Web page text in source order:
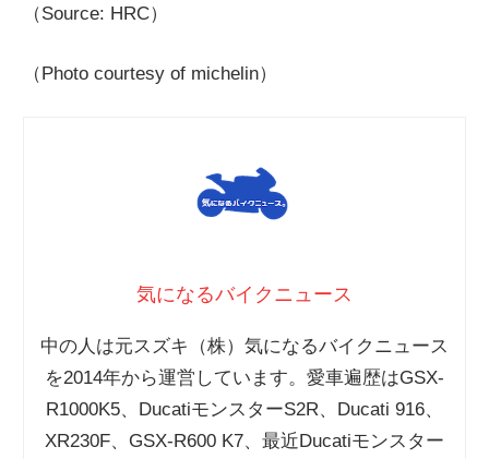
（Source: HRC）
（Photo courtesy of michelin）
気になるバイクニュース
中の人は元スズキ（株）気になるバイクニュース
を2014年から運営しています。愛車遍歴はGSX-
R1000K5、DucatiモンスターS2R、Ducati 916、
XR230F、GSX-R600 K7、最近Ducatiモンスター